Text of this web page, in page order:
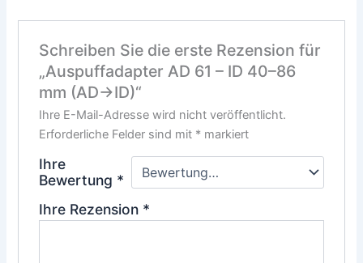
Schreiben Sie die erste Rezension für
„Auspuffadapter AD 61 – ID 40–86
mm (AD→ID)“
Ihre E-Mail-Adresse wird nicht veröffentlicht.
Erforderliche Felder sind mit *markiert
Ihre
Bewertung *
Ihre Rezension *